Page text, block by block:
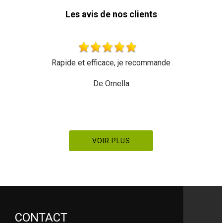
Les avis de nos clients
efficace, je recommande
Très bon travail
VOIR PLUS
CONTACT